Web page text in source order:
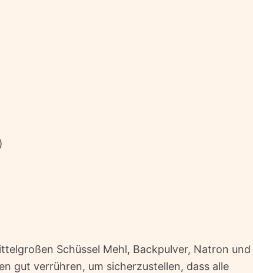
Schüssel Mehl, Backpulver, Natron und
gut verrühren, um sicherzustellen, dass alle